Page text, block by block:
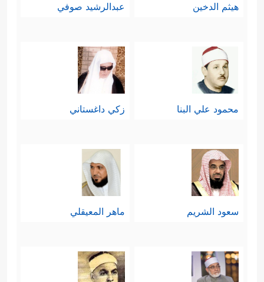
هيثم الدخين عبدالرشيد صوفي
محمود علي البنا زكي داغستاني
سعود الشريم ماهر المعيقلي